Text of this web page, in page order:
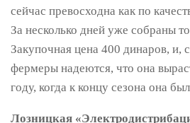
сейчас превосходна как по
За несколько дней уже собраны
Закупочная цена 400 динаров, и,
фермеры надеются, что она
году, когда к концу сезона она
Лозницкая